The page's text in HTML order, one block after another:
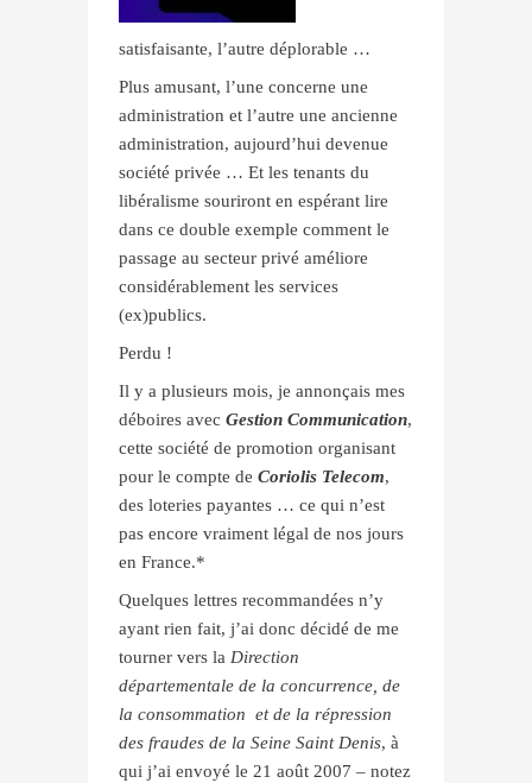
satisfaisante, l’autre déplorable …
Plus amusant, l’une concerne une
administration et l’autre une ancienne
administration, aujourd’hui devenue
société privée … Et les tenants du
libéralisme souriront en espérant lire
dans ce double exemple comment le
passage au secteur privé améliore
considérablement les services
(ex)publics.
Perdu !
Il y a plusieurs mois, je annonçais mes
déboires avec Gestion Communication,
cette société de promotion organisant
pour le compte de Coriolis Telecom,
des loteries payantes … ce qui n’est
pas encore vraiment légal de nos jours
en France.*
Quelques lettres recommandées n’y
ayant rien fait, j’ai donc décidé de me
tourner vers la Direction
départementale de la concurrence, de
la consommation et de la répression
des fraudes de la Seine Saint Denis, à
qui j’ai envoyé le 21 août 2007 – notez